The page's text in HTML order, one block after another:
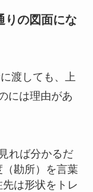
りの図面にな
渡しても、上
には理由があ
れば分かるだ
勘所）を言葉
は形状をトレ